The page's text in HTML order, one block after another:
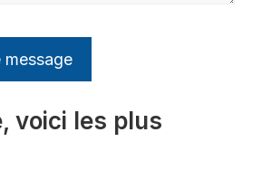
voici les plus